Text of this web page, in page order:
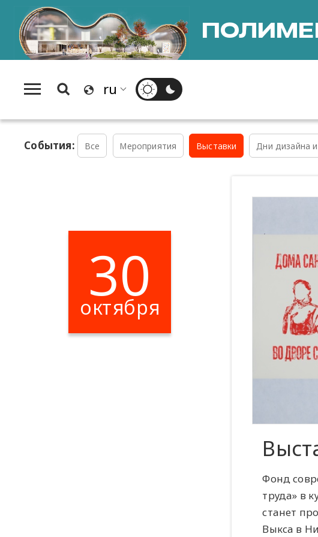
События: Все Мероприятия Выставки Дни дизайна
30
октября
Фонд
труда» в
станет
Выкса в